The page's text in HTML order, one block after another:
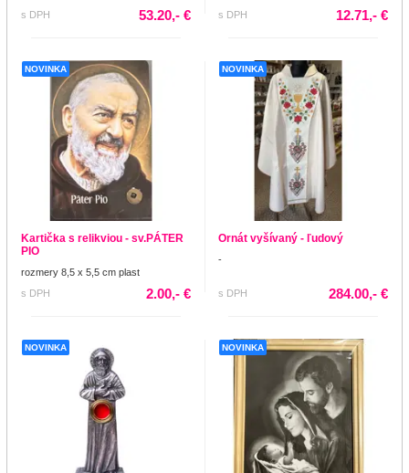
s DPH 53.20,- €
s DPH
12.71,- €
NOVINKA
Kartička s relikviou - sv.PÁTER
PIO
rozmery 8,5 x 5,5 cm plast
s DPH
2.00,- €
NOVINKA
Ornát vyšívaný - ľudový
-
s DPH 284.00,- €
NOVINKA NOVINKA